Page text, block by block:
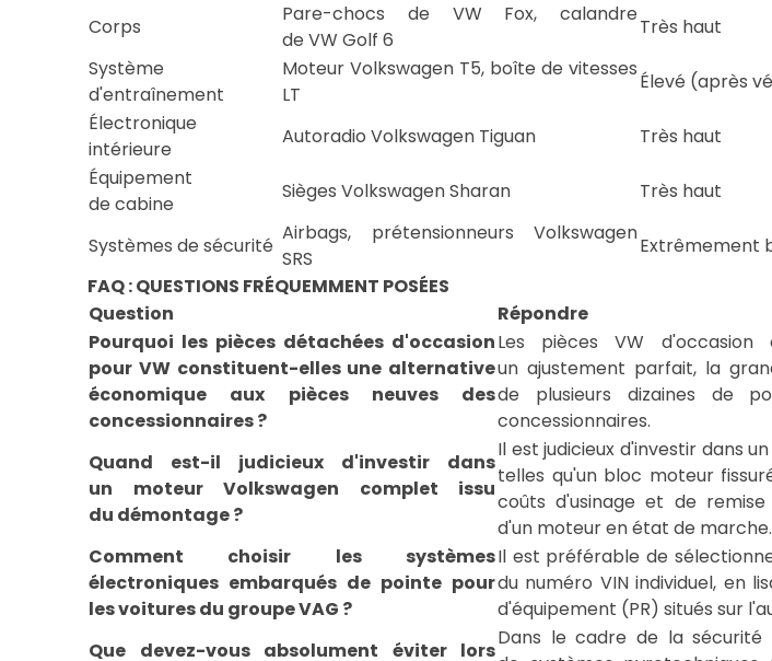
Corps
Pare-chocs de VW Fox, calandre
de VW Golf 6
Très haut
Système
d'entraînement
Moteur Volkswagen T5, boîte de vitesses
LT
Élevé (après
Électronique
intérieure
Autoradio Volkswagen Tiguan Très haut
Équipement
de cabine
Sièges Volkswagen Sharan Très haut
Systèmes de sécurité
Airbags, prétensionneurs Volkswagen
SRS
Extrêmement
FAQ : QUESTIONS FRÉQUEMMENT POSÉES
Question
Répondre
Pourquoi les pièces détachées d'occasion
pour VW constituent-elles une alternative
économique aux pièces neuves des
concessionnaires ?
Les pièces VW d'occasion
un ajustement parfait, la
de plusieurs dizaines de
concessionnaires.
Quand est-il judicieux d'investir dans
un moteur Volkswagen complet issu
du démontage ?
Il est judicieux d'investir dans
telles qu'un bloc moteur
coûts d'usinage et de
d'un moteur en état de marche.
Comment choisir les systèmes
électroniques embarqués de pointe pour
les voitures du groupe VAG ?
Il est préférable de
du numéro VIN individuel, en
d'équipement (PR) situés sur
Que devez-vous absolument éviter lors
Dans le cadre de la